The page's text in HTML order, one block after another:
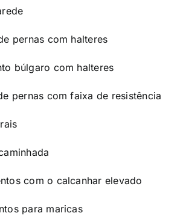
pernas com halteres
búlgaro com halteres
pernas com faixa de resistência
com o calcanhar elevado
para maricas